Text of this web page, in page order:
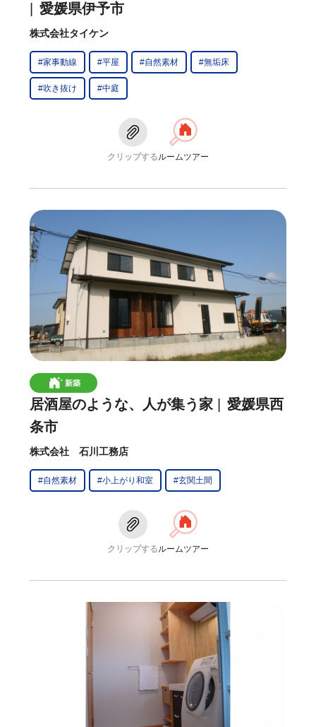
愛媛県伊予市
株式会社タイケン
#家事動線 #平屋 #自然素材 #無垢床
#吹き抜け #中庭
クリップするルームツアー
新築
居酒屋のような、人が集う家
愛媛県西
条市
株式会社 石川工務店
#自然素材 #小上がり和室 #玄関土間
クリップするルームツアー